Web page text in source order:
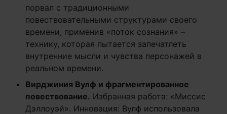
порвал с традиционными
повествовательными структурами своего
времени, применив «поток сознания» –
технику, которая пытается запечатлеть
внутренние мысли и чувства персонажей в
реальном времени.
Вирджиния Вулф и фрагментированное
повествование. Избранная работа: «Миссис
Дэллоуэй». Инновация: Вулф использовала